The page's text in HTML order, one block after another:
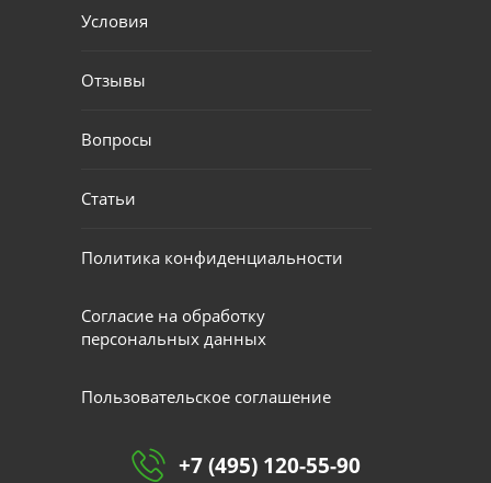
Условия
Отзывы
Вопросы
Статьи
Политика конфиденциальности
Согласие на обработку
персональных данных
Пользовательское соглашение
+7 (495) 120-55-90